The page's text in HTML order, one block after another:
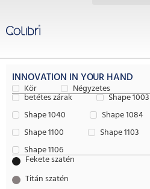
INNOVATION IN YOUR HAND
Kör Négyzetes
betétes zárak Shape 1003
Shape 1040
Shape 1084
Shape 1100
Shape 1103
Shape 1106
Fekete szatén
Titán szatén